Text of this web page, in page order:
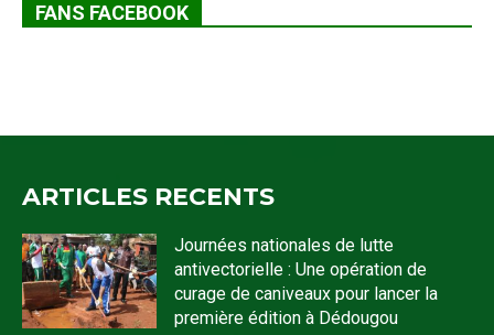
FANS FACEBOOK
ARTICLES RECENTS
Journées nationales de lutte
antivectorielle : Une opération de
curage de caniveaux pour lancer la
première édition à Dédougou